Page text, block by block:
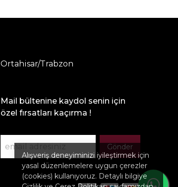
Alışveriş deneyiminizi iyileştirmek için
yasal düzenlemelere uygun çerezler
(cookies) kullanıyoruz. Detaylı bilgiye
Ortahisar/Trabzon
Mail bültenine kaydol senin için
özel fırsatları kaçırma !
Gönder